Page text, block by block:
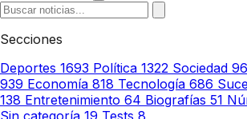
Secciones
Deportes 1693 Política 1322 Sociedad
939 Economía 818 Tecnología 686
138 Entretenimiento 64 Biografías 51
Sin categoría 19 Tests 8